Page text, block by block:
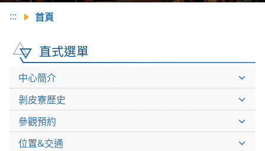
::: 首頁
直式選單
中心簡介
剝皮寮歷史
參觀預約
位置&交通